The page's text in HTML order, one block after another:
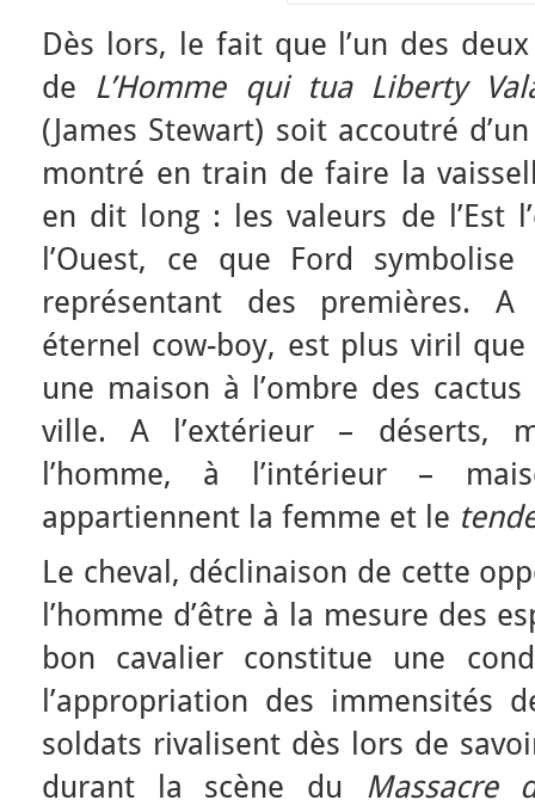
Dès lors, le fait que l’un des
de L’Homme qui tua Liberty
(James Stewart) soit accoutré
montré en train de faire la
en dit long : les valeurs de l’Est
l’Ouest, ce que Ford
représentant des premières. A
éternel cow-boy, est plus viril
une maison à l’ombre des
ville. A l’extérieur – déserts,
l’homme, à l’intérieur –
appartiennent la femme et le
Le cheval, déclinaison de cette
l’homme d’être à la mesure des
bon cavalier constitue une
l’appropriation des immensités
soldats rivalisent dès lors de
durant la scène du Massacre